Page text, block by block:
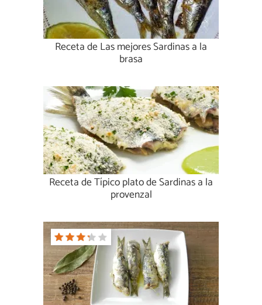
Receta de Las mejores Sardinas a la
brasa
Receta de Típico plato de Sardinas a la
provenzal